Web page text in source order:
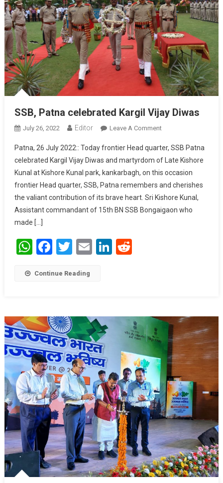
SSB, Patna celebrated Kargil Vijay Diwas
July 26, 2022 Editor Leave A CommentOn SSB, Patna
Vijay Diwas
Patna, 26 July 2022:: Today frontier Head quarter, SSB Patna
celebrated Kargil Vijay Diwas and martyrdom of Late Kishore
Kunal at Kishore Kunal park, kankarbagh, on this occasion
frontier Head quarter, SSB, Patna remembers and cherishes
the valiant contribution of its brave heart. Sri Kishore Kunal,
Assistant commandant of 15th BN SSB Bongaigaon who
made […]
WhatsApp
Facebook
Twitter
EmailLinkedIn
Reddit
Continue Reading